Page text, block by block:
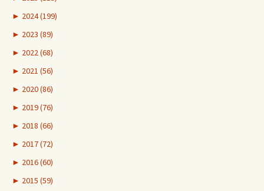
► 2024 (199)
► 2023 (89)
► 2022 (68)
► 2021 (56)
► 2020 (86)
► 2019 (76)
► 2018 (66)
► 2017 (72)
► 2016 (60)
► 2015 (59)